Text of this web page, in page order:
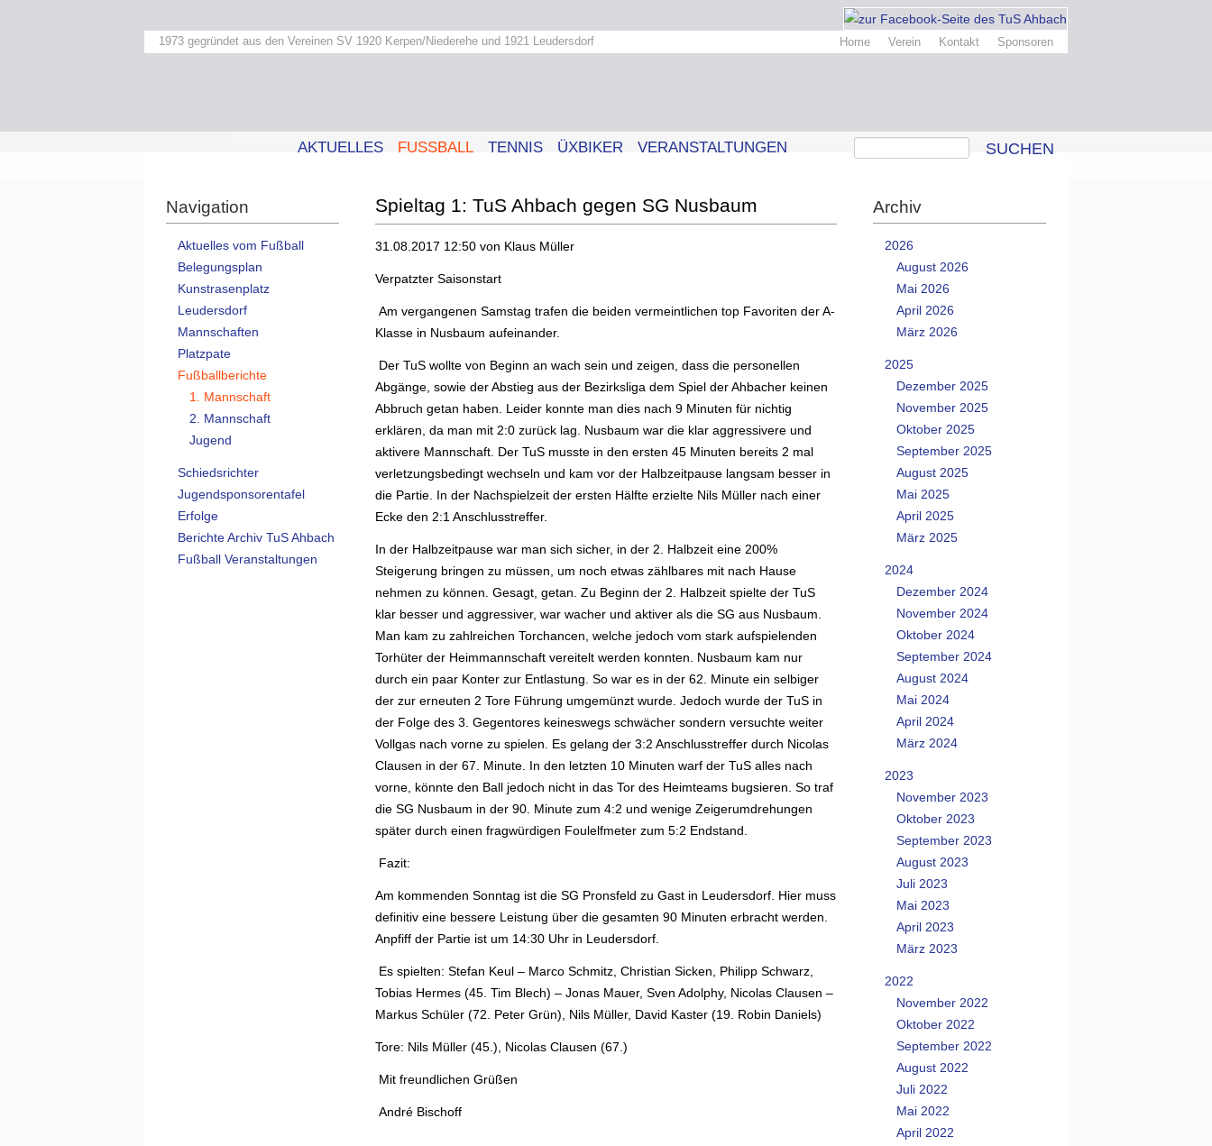
1973 gegründet aus den Vereinen SV 1920 Kerpen/Niederehe und 1921 Leudersdorf Home Verein Kontakt Sponsoren
AKTUELLES FUSSBALL TENNIS ÜXBIKER VERANSTALTUNGEN SUCHEN
Spieltag 1: TuS Ahbach gegen SG Nusbaum
31.08.2017 12:50 von Klaus Müller
Verpatzter Saisonstart
Am vergangenen Samstag trafen die beiden vermeintlichen top Favoriten der A-
Klasse in Nusbaum aufeinander.
Der TuS wollte von Beginn an wach sein und zeigen, dass die personellen
Abgänge, sowie der Abstieg aus der Bezirksliga dem Spiel der Ahbacher keinen
Abbruch getan haben. Leider konnte man dies nach 9 Minuten für nichtig
erklären, da man mit 2:0 zurück lag. Nusbaum war die klar aggressivere und
aktivere Mannschaft. Der TuS musste in den ersten 45 Minuten bereits 2 mal
verletzungsbedingt wechseln und kam vor der Halbzeitpause langsam besser in
die Partie. In der Nachspielzeit der ersten Hälfte erzielte Nils Müller nach einer
Ecke den 2:1 Anschlusstreffer.
In der Halbzeitpause war man sich sicher, in der 2. Halbzeit eine 200%
Steigerung bringen zu müssen, um noch etwas zählbares mit nach Hause
nehmen zu können. Gesagt, getan. Zu Beginn der 2. Halbzeit spielte der TuS
klar besser und aggressiver, war wacher und aktiver als die SG aus Nusbaum.
Man kam zu zahlreichen Torchancen, welche jedoch vom stark aufspielenden
Torhüter der Heimmannschaft vereitelt werden konnten. Nusbaum kam nur
durch ein paar Konter zur Entlastung. So war es in der 62. Minute ein selbiger
der zur erneuten 2 Tore Führung umgemünzt wurde. Jedoch wurde der TuS in
der Folge des 3. Gegentores keineswegs schwächer sondern versuchte weiter
Vollgas nach vorne zu spielen. Es gelang der 3:2 Anschlusstreffer durch Nicolas
Clausen in der 67. Minute. In den letzten 10 Minuten warf der TuS alles nach
vorne, könnte den Ball jedoch nicht in das Tor des Heimteams bugsieren. So traf
die SG Nusbaum in der 90. Minute zum 4:2 und wenige Zeigerumdrehungen
später durch einen fragwürdigen Foulelfmeter zum 5:2 Endstand.
Fazit:
Am kommenden Sonntag ist die SG Pronsfeld zu Gast in Leudersdorf. Hier muss
definitiv eine bessere Leistung über die gesamten 90 Minuten erbracht werden.
Anpfiff der Partie ist um 14:30 Uhr in Leudersdorf.
Es spielten: Stefan Keul – Marco Schmitz, Christian Sicken, Philipp Schwarz,
Tobias Hermes (45. Tim Blech) – Jonas Mauer, Sven Adolphy, Nicolas Clausen –
Markus Schüler (72. Peter Grün), Nils Müller, David Kaster (19. Robin Daniels)
Tore: Nils Müller (45.), Nicolas Clausen (67.)
Mit freundlichen Grüßen
André Bischoff
Navigation
Aktuelles vom Fußball
Belegungsplan
Kunstrasenplatz
Leudersdorf
Mannschaften
Platzpate
Fußballberichte
1. Mannschaft
2. Mannschaft
Jugend
Schiedsrichter
Jugendsponsorentafel
Erfolge
Berichte Archiv TuS Ahbach
Fußball Veranstaltungen
Archiv
2026
August 2026
Mai 2026
April 2026
März 2026
2025
Dezember 2025
November 2025
Oktober 2025
September 2025
August 2025
Mai 2025
April 2025
März 2025
2024
Dezember 2024
November 2024
Oktober 2024
September 2024
August 2024
Mai 2024
April 2024
März 2024
2023
November 2023
Oktober 2023
September 2023
August 2023
Juli 2023
Mai 2023
April 2023
März 2023
2022
November 2022
Oktober 2022
September 2022
August 2022
Juli 2022
Mai 2022
April 2022